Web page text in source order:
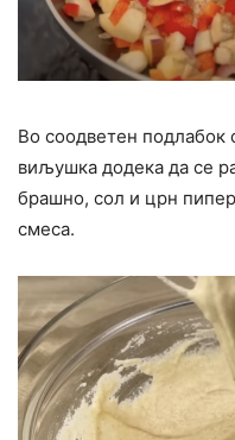
Во соодветен подлабок
виљушка додека да се
брашно, сол и црн
смеса.